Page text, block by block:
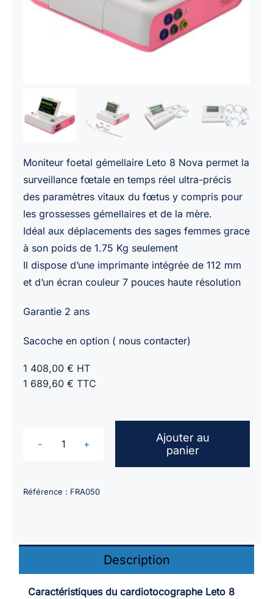
Moniteur foetal gémellaire Leto 8 Nova permet la
surveillance fœtale en temps réel ultra-précis
des paramètres vitaux du fœtus y compris pour
les grossesses gémellaires et de la mère.
Idéal aux déplacements des sages femmes grace
à son poids de 1.75 Kg seulement
Il dispose d’une imprimante intégrée de 112 mm
et d’un écran couleur 7 pouces haute résolution
Garantie 2 ans
Sacoche en option ( nous contacter)
1 408,00 € HT
1 689,60 € TTC
quantité
Cardiotocographe
Ajouter au
panier
Référence : FRA050
Description
Caractéristiques du cardiotocographe Leto 8